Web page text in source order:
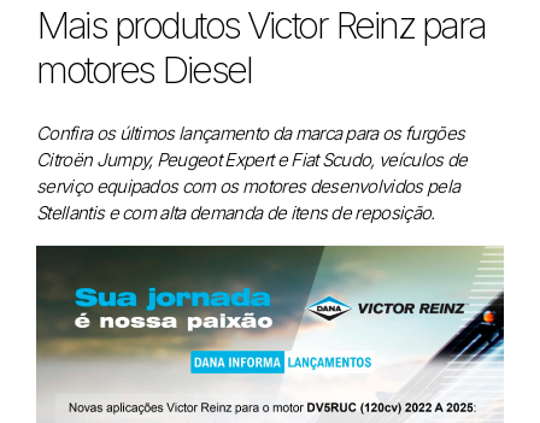
Mais produtos Victor Reinz para
motores Diesel
Confira os últimos lançamento da marca para os furgões
Citroën Jumpy, Peugeot Expert e Fiat Scudo, veículos de
serviço equipados com os motores desenvolvidos pela
Stellantis e com alta demanda de itens de reposição.